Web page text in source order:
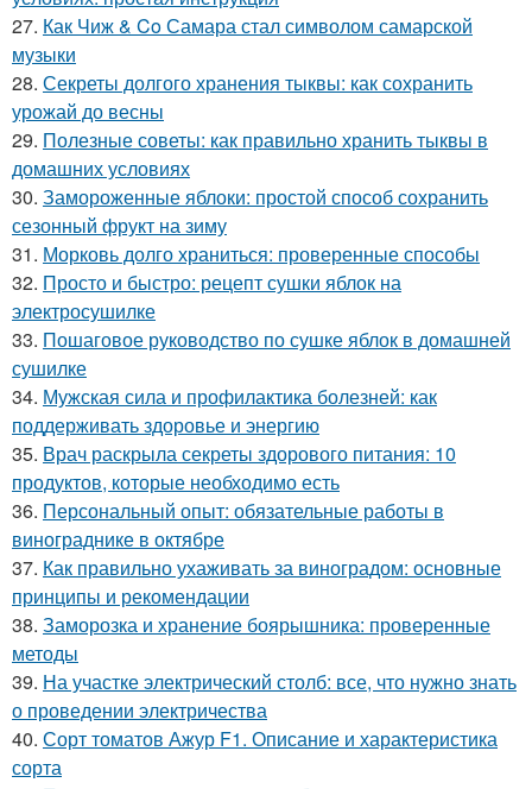
27. Как Чиж & Co Самара стал символом самарской
музыки
28. Секреты долгого хранения тыквы: как сохранить
урожай до весны
29. Полезные советы: как правильно хранить тыквы в
домашних условиях
30. Замороженные яблоки: простой способ сохранить
сезонный фрукт на зиму
31. Морковь долго храниться: проверенные способы
32. Просто и быстро: рецепт сушки яблок на
электросушилке
33. Пошаговое руководство по сушке яблок в домашней
сушилке
34. Мужская сила и профилактика болезней: как
поддерживать здоровье и энергию
35. Врач раскрыла секреты здорового питания: 10
продуктов, которые необходимо есть
36. Персональный опыт: обязательные работы в
винограднике в октябре
37. Как правильно ухаживать за виноградом: основные
принципы и рекомендации
38. Заморозка и хранение боярышника: проверенные
методы
39. На участке электрический столб: все, что нужно знать
о проведении электричества
40. Сорт томатов Ажур F1. Описание и характеристика
сорта